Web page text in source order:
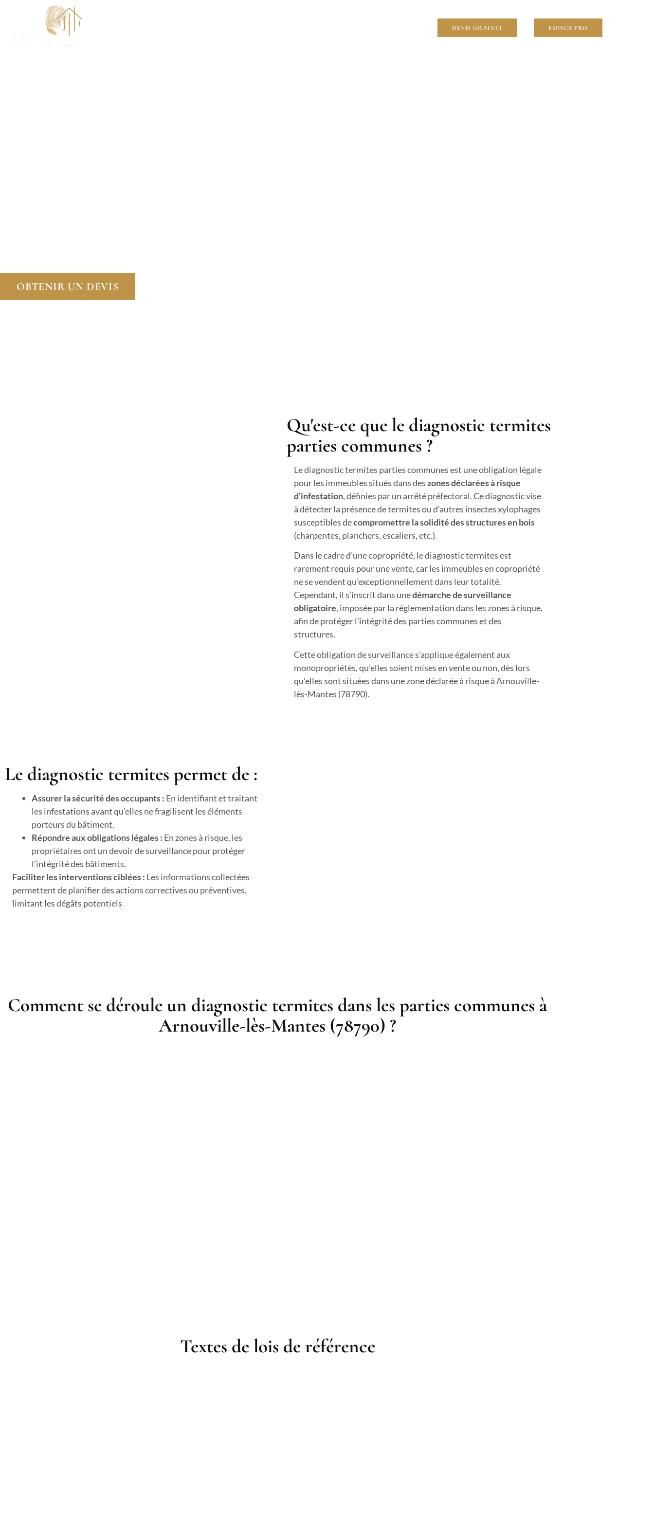
DEVIS GRATUIT ESPACE PRO
OBTENIR UN DEVIS
Qu'est-ce que le diagnostic termites
parties communes ?
Le diagnostic termites parties communes est une obligation légale
pour les immeubles situés dans deszones déclarées à risque
d’infestation, définies par un arrêté préfectoral. Ce diagnostic vise
à détecter la présence de termites ou d’autres insectes xylophages
susceptibles decompromettre la solidité des structures en bois
(charpentes, planchers, escaliers, etc.).
Dans le cadre d’une copropriété, le diagnostic termites est
rarement requis pour une vente, car les immeubles en copropriété
ne se vendent qu’exceptionnellement dans leur totalité.
Cependant, il s’inscrit dans unedémarche de surveillance
obligatoire, imposée par la réglementation dans les zones à risque,
afin de protéger l’intégrité des parties communes et des
structures.
Cette obligation de surveillance s’applique également aux
monopropriétés, qu’elles soient mises en vente ou non, dès lors
qu’elles sont situées dans une zone déclarée à risqueà Arnouville-
lès-Mantes (78790).
Le diagnostic termites permet de :
Assurer la sécurité des occupants : En identifiant et traitant
les infestations avant qu’elles ne fragilisent les éléments
porteurs du bâtiment.
Répondre aux obligations légales : En zones à risque, les
propriétaires ont un devoir de surveillance pour protéger
l’intégrité des bâtiments.
Faciliter les interventions ciblées : Les informations collectées
permettent de planifier des actions correctives ou préventives,
limitant les dégâts potentiels
Comment se déroule un diagnostic termites dans les parties communes à
Arnouville-lès-Mantes (78790) ?
Textes de lois de référence